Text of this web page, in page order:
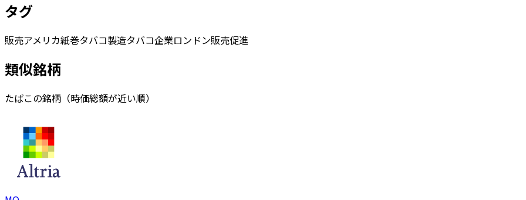
タグ
販売アメリカ紙巻タバコ製造タバコ企業ロンドン販売促進
類似銘柄
たばこの銘柄（時価総額が近い順）